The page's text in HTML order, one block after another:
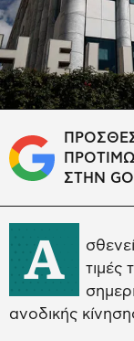
ΣΤΗΝ
Α
τιμές
ανοδικής